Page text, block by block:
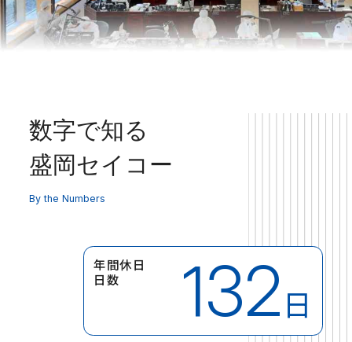
数字で知る
盛岡セイコー
By the Numbers
年間休日
日数
132日